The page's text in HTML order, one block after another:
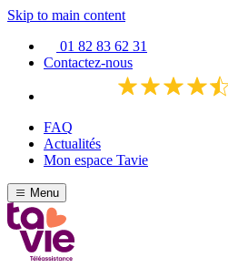
Skip to main content
01 82 83 62 31
Contactez-nous
FAQ
Actualités
Mon espace Tavie
Menu